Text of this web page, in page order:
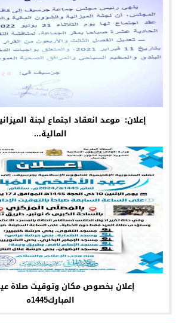
إعلان: موعد انعقاد اجتماع لجنة
المالية...
إعلان بخصوص مكان وتوقيت صلاة
المبارك1445ه